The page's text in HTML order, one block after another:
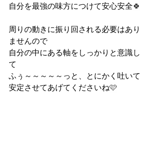
自分を最強の味方につけて安心安全🍀
周りの動きに振り回される必要はあり
ませんので
自分の中にある軸をしっかりと意識し
て
ふぅ～～～～～っと、とにかく吐いて
安定させてあげてくださいね🩷